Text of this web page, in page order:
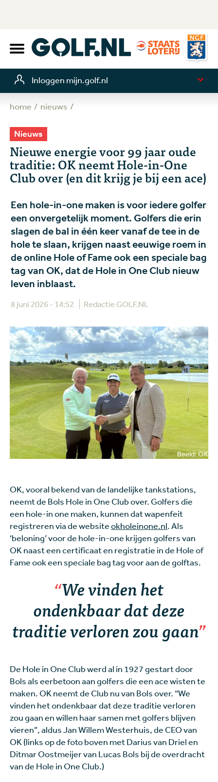
Inloggen mijn.golf.nl
home nieuws
Nieuws
Nieuwe energie voor 99 jaar oude
traditie: OK neemt Hole-in-One
Club over (en dit krijg je bij een ace)
Een hole-in-one maken is voor iedere golfer
een onvergetelijk moment. Golfers die erin
slagen de bal in één keer vanaf de tee in de
hole te slaan, krijgen naast eeuwige roem in
de online Hole of Fame ook een speciale bag
tag van OK, dat de Hole in One Club nieuw
leven inblaast.
8 juni 2026 - 14:52 Redactie GOLF.NL
Beeld: OK
OK, vooral bekend van de landelijke tankstations,
neemt de Bols Hole in One Club over. Golfers die
een hole-in one maken, kunnen dat wapenfeit
registreren via de websiteokholeinone.nl. Als
‘beloning’ voor de hole-in-one krijgen golfers van
OK naast een certificaat en registratie in de Hole of
Fame ook een speciale bag tag voor aan de golftas.
We vinden het
ondenkbaar dat deze
traditie verloren zou gaan
De Hole in One Club werd al in 1927 gestart door
Bols als eerbetoon aan golfers die een ace wisten te
maken. OK neemt de Club nu van Bols over. “We
vinden het ondenkbaar dat deze traditie verloren
zou gaan en willen haar samen met golfers blijven
vieren”, aldus Jan Willem Westerhuis, de CEO van
OK (links op de foto boven met Darius van Driel en
Ditmar Oostmeijer van Lucas Bols bij de overdracht
van de Hole in One Club.)